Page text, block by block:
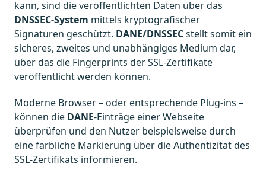
kann, sind die veröffentlichten Daten über das
DNSSEC-System mittels kryptografischer
Signaturen geschützt. DANE/DNSSECstellt somit ein
sicheres, zweites und unabhängiges Medium dar,
über das die Fingerprints der SSL-Zertifikate
veröffentlicht werden können.
Moderne Browser – oder entsprechende Plug-ins –
können die DANE-Einträge einer Webseite
überprüfen und den Nutzer beispielsweise durch
eine farbliche Markierung über die Authentizität des
SSL-Zertifikats informieren.